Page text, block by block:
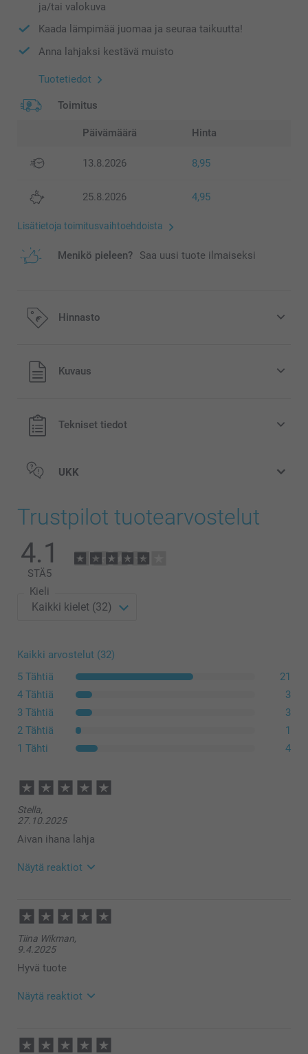
ja/tai valokuva
Kaada lämpimää juomaa ja seuraa taikuutta!
Anna lahjaksi kestävä muisto
Tuotetiedot
Toimitus
Päivämäärä Hinta
13.8.2026 8,95
25.8.2026 4,95
Lisätietoja toimitusvaihtoehdoista
Menikö pieleen? Saa uusi tuote ilmaiseksi
Hinnasto
Kaikki hinnat ovat euroina, sisältävät arvonlisäveron ja
eivät sisällä postikuluja.
Kuvaus
Tekniset tiedot
UKK
Trustpilot tuotearvostelut
4.1
STÄ5
Kieli
Kaikki arvostelut (32)
5 Tähtiä
21
4 Tähtiä
3
3 Tähtiä
3
2 Tähtiä
1
1 Tähti
4
Stella,
27.10.2025
Aivan ihana lahja
Näytä reaktiot
11:17
Hei Stella,
Suuret kiitokset 5 tähdestä ja palautteesta,
arvostamme sitä suuresti 😊 Kiva että pidät
taikamukista, toivottavasti myös lahjan saaja ilahtuu
Lämpimin kiitoksin,
Kirsi @smartphoto
Tiina Wikman,
9.4.2025
Hyvä tuote
Näytä reaktiot
09:37